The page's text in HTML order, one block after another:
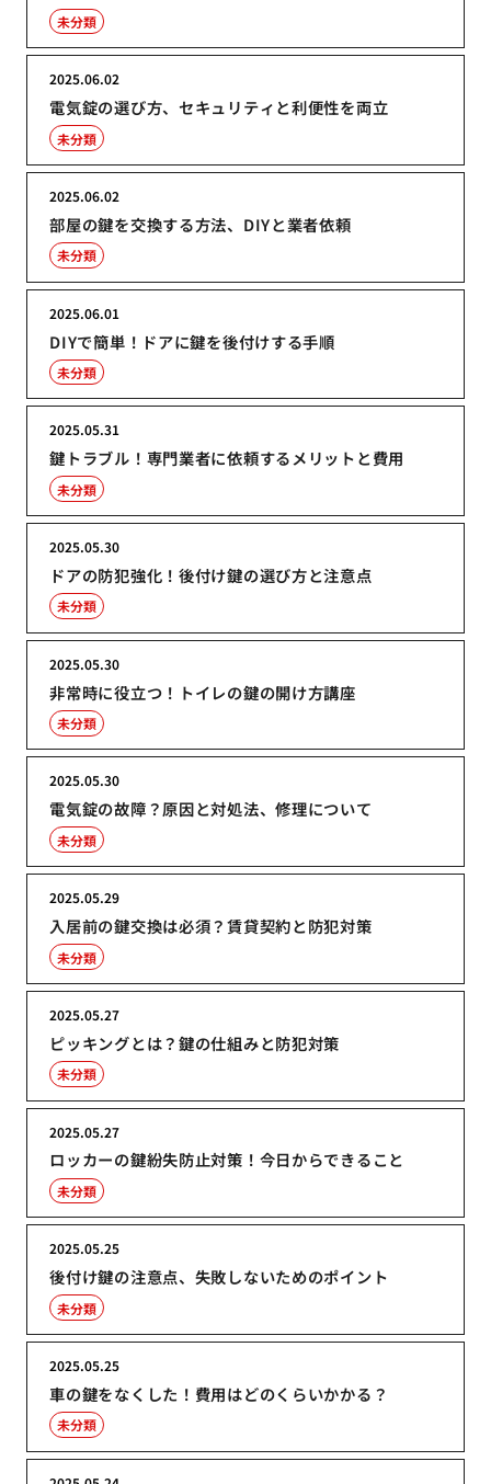
未分類
電気錠の選び方、セキュリティと利便性を両立
2025.06.02
未分類
部屋の鍵を交換する方法、DIYと業者依頼
2025.06.02
未分類
DIYで簡単！ドアに鍵を後付けする手順
2025.06.01
未分類
鍵トラブル！専門業者に依頼するメリットと費用
2025.05.31
未分類
ドアの防犯強化！後付け鍵の選び方と注意点
2025.05.30
未分類
非常時に役立つ！トイレの鍵の開け方講座
2025.05.30
未分類
電気錠の故障？原因と対処法、修理について
2025.05.30
未分類
入居前の鍵交換は必須？賃貸契約と防犯対策
2025.05.29
未分類
ピッキングとは？鍵の仕組みと防犯対策
2025.05.27
未分類
ロッカーの鍵紛失防止対策！今日からできること
2025.05.27
未分類
後付け鍵の注意点、失敗しないためのポイント
2025.05.25
未分類
車の鍵をなくした！費用はどのくらいかかる？
2025.05.25
未分類